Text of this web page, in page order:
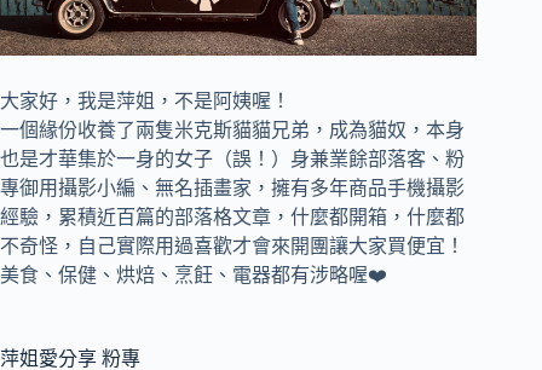
大家好，我是萍姐，不是阿姨喔！
一個緣份收養了兩隻米克斯貓貓兄弟，成為貓奴， 本身
也是才華集於一身的女子（誤！）身兼業餘部落客、 粉
專御用攝影小編、 無名插畫家， 擁有多年商品手機攝影
經驗，累積近百篇的部落格文章， 什麼都開箱，什麼都
不奇怪，自己實際用過喜歡才會來開團讓大家買便宜！
美食、保健、烘焙、烹飪、電器都有涉略喔❤️
萍姐愛分享 粉專